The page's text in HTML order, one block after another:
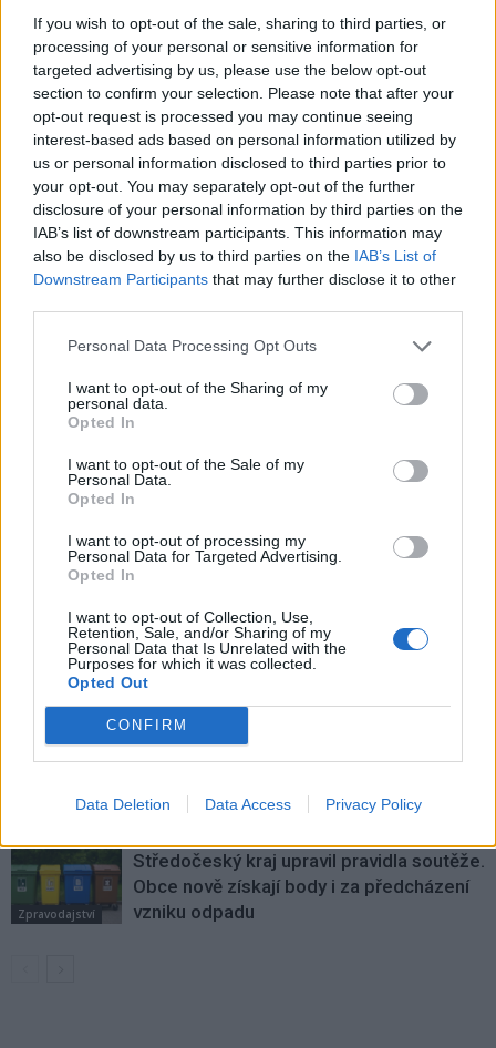
If you wish to opt-out of the sale, sharing to third parties, or
processing of your personal or sensitive information for
targeted advertising by us, please use the below opt-out
section to confirm your selection. Please note that after your
opt-out request is processed you may continue seeing
interest-based ads based on personal information utilized by
us or personal information disclosed to third parties prior to
your opt-out. You may separately opt-out of the further
disclosure of your personal information by third parties on the
IAB’s list of downstream participants. This information may
also be disclosed by us to third parties on the IAB’s List of
Downstream Participants that may further disclose it to other
Personal Data Processing Opt Outs
I want to opt-out of the Sharing of my
personal data.
Opted In
I want to opt-out of the Sale of my
Personal Data.
Opted In
I want to opt-out of processing my
Personal Data for Targeted Advertising.
Opted In
I want to opt-out of Collection, Use,
Retention, Sale, and/or Sharing of my
Personal Data that Is Unrelated with the
Purposes for which it was collected.
Opted Out
CONFIRM
Data Deletion Data Access Privacy Policy
Komentáře
TAGY Adam Vojtěch lůžkové oddělení
ministr zdravotnictví
nemocnice
paliativní péče Příbram
Předchozí článek
Stále není jasné, kdy v centru
Příbrami za parkování zaplatíte
Následující článek
i chatové oblasti
SOUVISEJÍCÍ ČLÁNKY
VÍCE OD AUTORA
Většina koupališť na Příbramsku nabízí
výborné podmínky. Horší voda je jen na
Zpravodajství
Zpravodajství
Středočeský kraj upravil pravidla soutěže.
Obce nově získají body i za předcházení
vzniku odpadu